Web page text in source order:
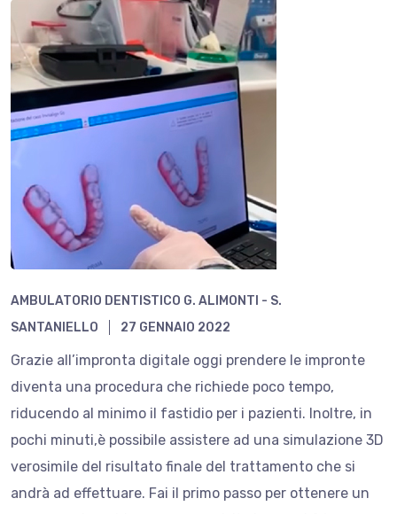
AMBULATORIO DENTISTICO G. ALIMONTI - S.
SANTANIELLO
27 GENNAIO 2022
Grazie all’impronta digitale oggi prendere le impronte
diventa una procedura che richiede poco tempo,
riducendo al minimo il fastidio per i pazienti. Inoltre, in
pochi minuti,è possibile assistere ad una simulazione 3D
verosimile del risultato finale del trattamento che si
andrà ad effettuare. Fai il primo passo per ottenere un